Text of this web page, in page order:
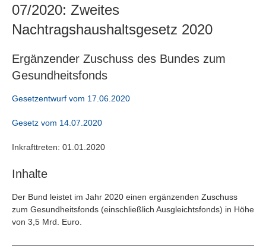
07/2020: Zweites
Nachtragshaushaltsgesetz 2020
Ergänzender Zuschuss des Bundes zum
Gesundheitsfonds
Gesetzentwurf vom 17.06.2020
Gesetz vom 14.07.2020
Inkrafttreten: 01.01.2020
Inhalte
Der Bund leistet im Jahr 2020 einen ergänzenden Zuschuss
zum Gesundheitsfonds (einschließlich Ausgleichtsfonds) in Höhe
von 3,5 Mrd. Euro.